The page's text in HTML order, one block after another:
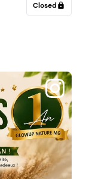
Closed lock